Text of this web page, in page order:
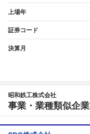
上場年
証券コード
決算月
昭和鉄工株式会社
事業・業種類似企業